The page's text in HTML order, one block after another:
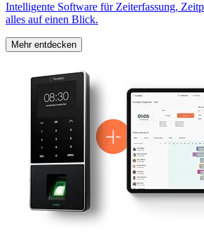
Intelligente Software für Zeiterfassung,
alles auf einen Blick.
Mehr entdecken